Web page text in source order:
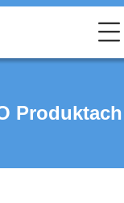
Produktach